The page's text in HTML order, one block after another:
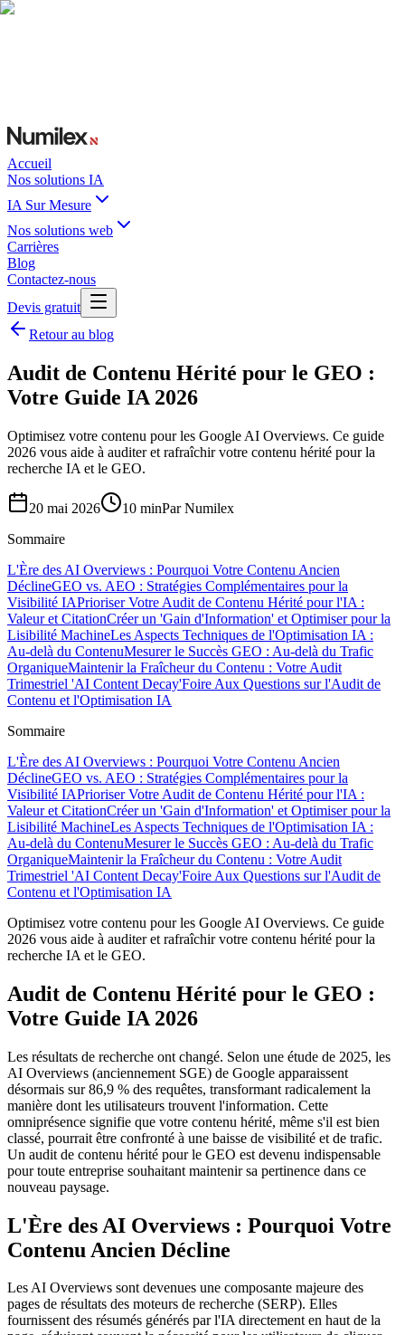
Accueil
Nos solutions IA
IA Sur Mesure
Nos solutions web
Carrières
Blog
Contactez-nous
Devis gratuit
Retour au blog
Audit de Contenu Hérité pour le GEO :
Votre Guide IA 2026
Optimisez votre contenu pour les Google AI Overviews. Ce guide
2026 vous aide à auditer et rafraîchir votre contenu hérité pour la
recherche IA et le GEO.
20 mai 2026 10 minParNumilex
Sommaire
L'Ère des AI Overviews : Pourquoi Votre Contenu Ancien
DéclineGEO vs. AEO : Stratégies Complémentaires pour la
Visibilité IAPrioriser Votre Audit de Contenu Hérité pour l'IA :
Valeur et CitationCréer un 'Gain d'Information' et Optimiser pour la
Lisibilité MachineLes Aspects Techniques de l'Optimisation IA :
Au-delà du ContenuMesurer le Succès GEO : Au-delà du Trafic
OrganiqueMaintenir la Fraîcheur du Contenu : Votre Audit
Trimestriel 'AI Content Decay'Foire Aux Questions sur l'Audit de
Contenu et l'Optimisation IA
Sommaire
L'Ère des AI Overviews : Pourquoi Votre Contenu Ancien
DéclineGEO vs. AEO : Stratégies Complémentaires pour la
Visibilité IAPrioriser Votre Audit de Contenu Hérité pour l'IA :
Valeur et CitationCréer un 'Gain d'Information' et Optimiser pour la
Lisibilité MachineLes Aspects Techniques de l'Optimisation IA :
Au-delà du ContenuMesurer le Succès GEO : Au-delà du Trafic
OrganiqueMaintenir la Fraîcheur du Contenu : Votre Audit
Trimestriel 'AI Content Decay'Foire Aux Questions sur l'Audit de
Contenu et l'Optimisation IA
Optimisez votre contenu pour les Google AI Overviews. Ce guide
2026 vous aide à auditer et rafraîchir votre contenu hérité pour la
recherche IA et le GEO.
Audit de Contenu Hérité pour le GEO :
Votre Guide IA 2026
Les résultats de recherche ont changé. Selon une étude de 2025, les
AI Overviews (anciennement SGE) de Google apparaissent
désormais sur 86,9 % des requêtes, transformant radicalement la
manière dont les utilisateurs trouvent l'information. Cette
omniprésence signifie que votre contenu hérité, même s'il est bien
classé, pourrait être confronté à une baisse de visibilité et de trafic.
Un audit de contenu hérité pour le GEO est devenu indispensable
pour toute entreprise souhaitant maintenir sa pertinence dans ce
nouveau paysage.
L'Ère des AI Overviews : Pourquoi Votre
Contenu Ancien Décline
Les AI Overviews sont devenues une composante majeure des
pages de résultats des moteurs de recherche (SERP). Elles
fournissent des résumés générés par l'IA directement en haut de la